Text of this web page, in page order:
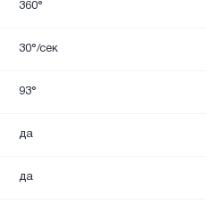
360°
30°/сек
93°
да
да